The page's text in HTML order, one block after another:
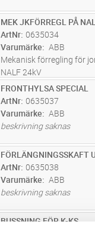
ST Lägg i
MEK JKFÖRREGL PÅ
ArtNr 0635034
Varumärke
ABB
Mekanisk förregling för
NALF 24kV
ST Lägg i
FRONTHYLSA SPECIAL
ArtNr 0635037
Varumärke
ABB
beskrivning saknas
ST Lägg i
FÖRLÄNGNINGSSKAFT
ArtNr 0635038
Varumärke
ABB
beskrivning saknas
ST Lägg i
BUSSNING FÖR K-KS